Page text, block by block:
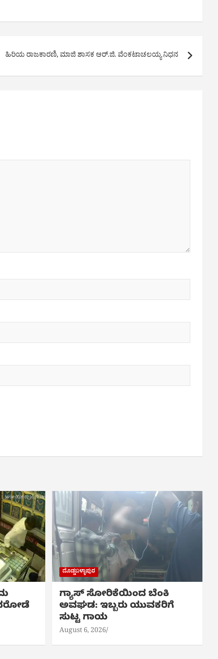
ಹಿರಿಯ ರಾಜಕಾರಣಿ, ಮಾಜಿ ಶಾಸಕ ಆರ್.ಜಿ. ವೆಂಕಟಾಚಲಯ್ಯ ನಿಧನ
ದೊಡ್ಡಬಳ್ಳಾಪುರ
ಗ್ಯಾಸ್ ಸೋರಿಕೆಯಿಂದ ಬೆಂಕಿ
ಅವಘಡ: ಇಬ್ಬರು ಯುವಕರಿಗೆ
ಸುಟ್ಟ ಗಾಯ
August 6, 2026